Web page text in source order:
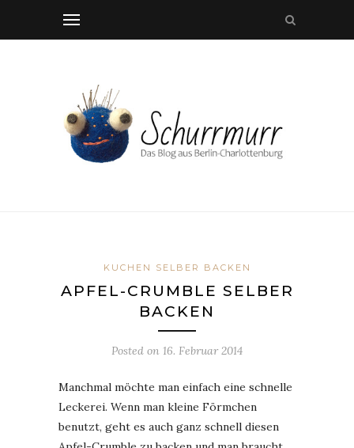
KUCHEN SELBER BACKEN
APFEL-CRUMBLE SELBER
BACKEN
Posted on 16. Februar 2014
Manchmal möchte man einfach eine schnelle
Leckerei. Wenn man kleine Förmchen
benutzt, geht es auch ganz schnell diesen